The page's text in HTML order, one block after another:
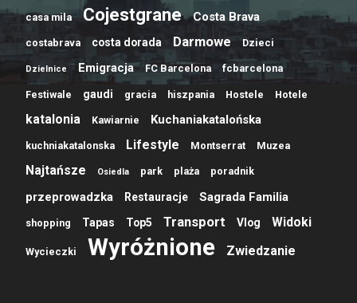
casa mila Cojestgrane Costa Brava
costabrava costa dorada Darmowe Dzieci
Dzielnice Emigracja FC Barcelona fcbarcelona
Festiwale gaudi gracia hiszpania Hostele Hotele
katalonia Kawiarnie Kuchaniakatalońska
kuchniakatalonska Lifestyle Montserrat Muzea
Najtańsze Osiedla park plaża poradnik
przeprowadzka Restauracje Sagrada Familia
shopping Tapas Top5 Transport Vlog Widoki
Wycieczki Wyróżnione Zwiedzanie